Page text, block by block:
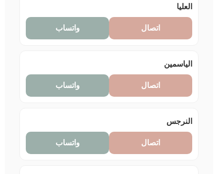
العليا
اتصال واتساب
الياسمين
اتصال واتساب
النرجس
اتصال واتساب